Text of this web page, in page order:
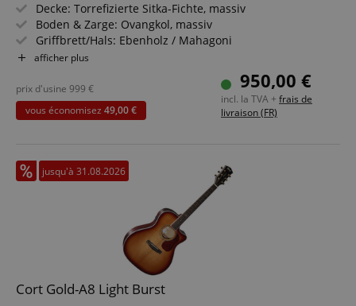
Decke: Torrefizierte Sitka-Fichte, massiv
Boden & Zarge: Ovangkol, massiv
Griffbrett/Hals: Ebenholz / Mahagoni
Elektronik: Fishman Flex Blend
afficher plus
950,00 €
incl. la TVA + frais de
livraison (FR)
prix d'usine 999 €
vous économisez 49,00 €
jusqu'à 31.08.2026
Cort Gold-A8 Light Burst